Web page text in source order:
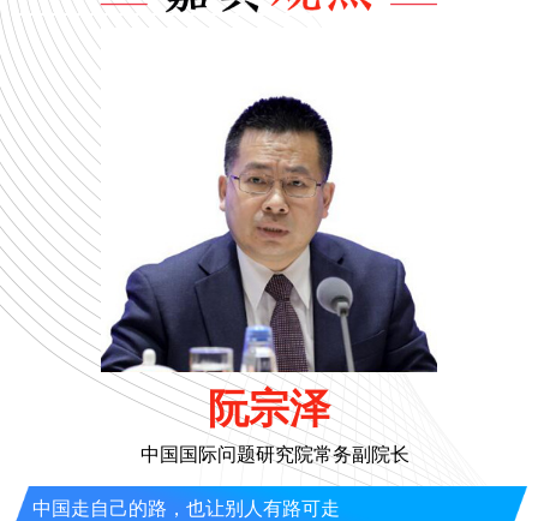
阮宗泽
中国国际问题研究院常务副院长
中国走自己的路，也让别人有路可走